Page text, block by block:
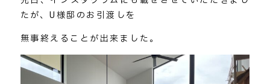
たが、U様邸のお引渡しを
無事終えることが出来ました。